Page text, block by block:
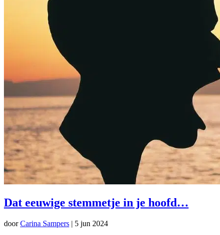
Dat eeuwige stemmetje in je hoofd…
doorCarina Sampers | 5 jun 2024